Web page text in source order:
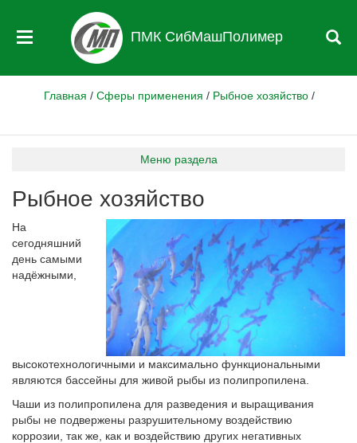
ПМК СибМашПолимер
Главная / Сферы применения / Рыбное хозяйство /
Меню раздела
Рыбное хозяйство
На
сегодняшний
день самыми
надёжными,
высокотехнологичными и максимально функциональными
являются бассейны для живой рыбы из полипропилена.
Чаши из полипропилена для разведения и выращивания
рыбы не подвержены разрушительному воздействию
коррозии, так же, как и воздействию других негативных